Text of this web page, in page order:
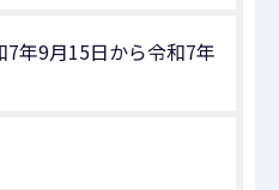
年9月15日から令和7年